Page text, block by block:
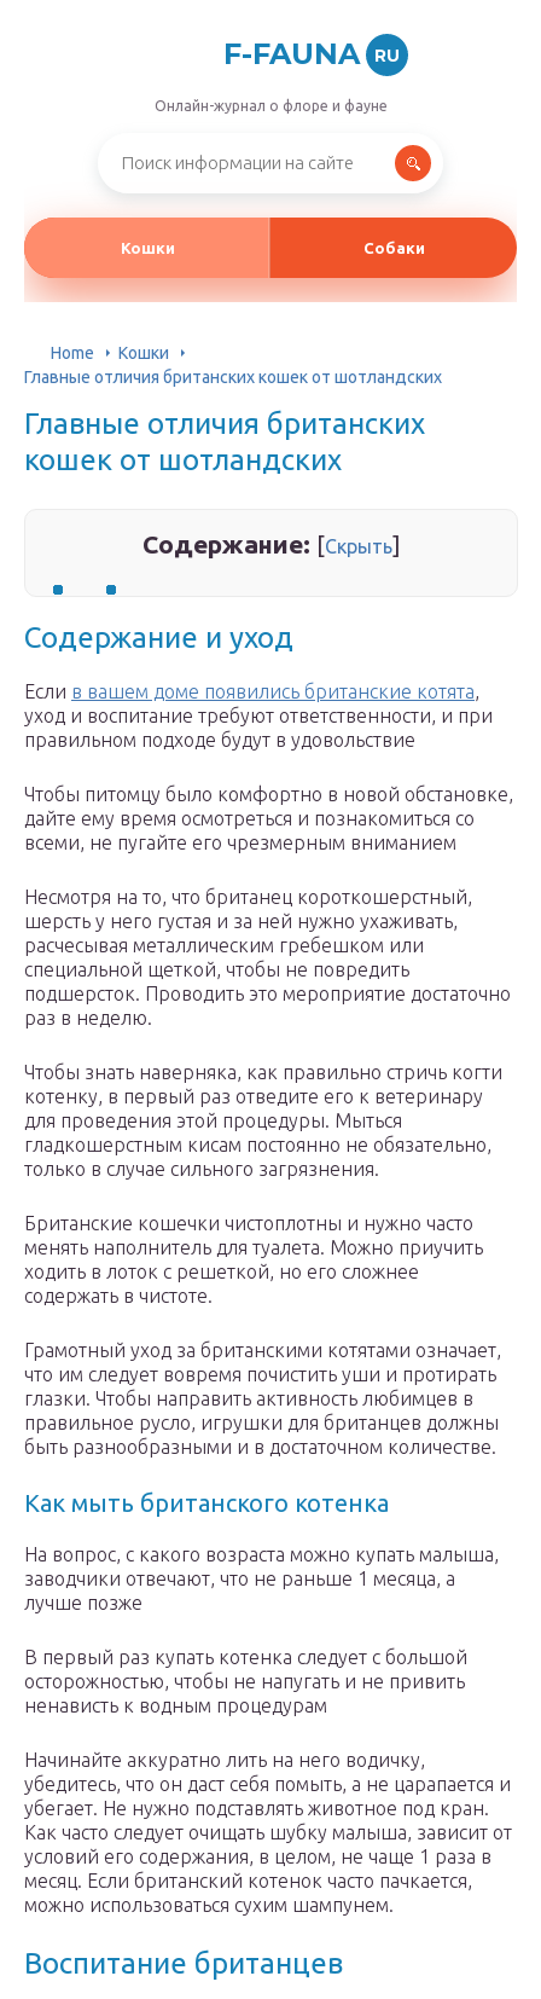
F-FAUNA RU
Онлайн-журнал о флоре и фауне
Кошки Собаки
Home
Кошки
Главные отличия британских кошек от шотландских
Главные отличия британских
кошек от шотландских
Содержание: [Скрыть]
Содержание и уход
Если в вашем доме появились британские котята,
уход и воспитание требуют ответственности, и при
правильном подходе будут в удовольствие
Чтобы питомцу было комфортно в новой обстановке,
дайте ему время осмотреться и познакомиться со
всеми, не пугайте его чрезмерным вниманием
Несмотря на то, что британец короткошерстный,
шерсть у него густая и за ней нужно ухаживать,
расчесывая металлическим гребешком или
специальной щеткой, чтобы не повредить
подшерсток. Проводить это мероприятие достаточно
раз в неделю.
Чтобы знать наверняка, как правильно стричь когти
котенку, в первый раз отведите его к ветеринару
для проведения этой процедуры. Мыться
гладкошерстным кисам постоянно не обязательно,
только в случае сильного загрязнения.
Британские кошечки чистоплотны и нужно часто
менять наполнитель для туалета. Можно приучить
ходить в лоток с решеткой, но его сложнее
содержать в чистоте.
Грамотный уход за британскими котятами означает,
что им следует вовремя почистить уши и протирать
глазки. Чтобы направить активность любимцев в
правильное русло, игрушки для британцев должны
быть разнообразными и в достаточном количестве.
Как мыть британского котенка
На вопрос, с какого возраста можно купать малыша,
заводчики отвечают, что не раньше 1 месяца, а
лучше позже
В первый раз купать котенка следует с большой
осторожностью, чтобы не напугать и не привить
ненависть к водным процедурам
Начинайте аккуратно лить на него водичку,
убедитесь, что он даст себя помыть, а не царапается и
убегает. Не нужно подставлять животное под кран.
Как часто следует очищать шубку малыша, зависит от
условий его содержания, в целом, не чаще 1 раза в
месяц. Если британский котенок часто пачкается,
можно использоваться сухим шампунем.
Воспитание британцев